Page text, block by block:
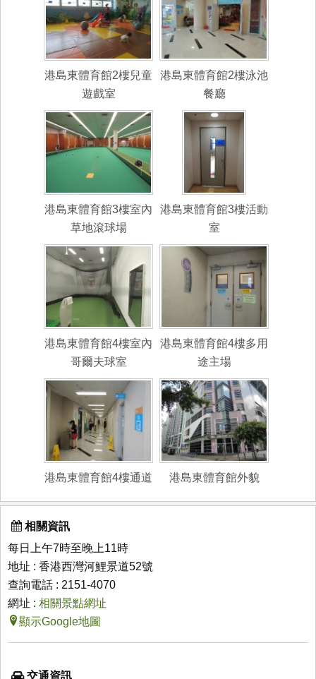
港島東體育館2樓兒童
遊戲室
港島東體育館2樓泳池
餐廳
港島東體育館3樓室內
草地滾球場
港島東體育館3樓活動
室
港島東體育館4樓室內
哥爾夫球室
港島東體育館4樓多用
途主場
港島東體育館4樓通道 港島東體育館外貌
相關資訊
每日上午7時至晚上11時
地址 : 香港西灣河鯉景道52號
查詢電話 : 2151-4070
網址 : 相關景點網址
顯示Google地圖
交通資訊